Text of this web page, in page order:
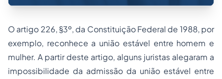
O artigo 226, §3º, da Constituição Federal de 1988, por
exemplo, reconhece a união estável entre homem e
mulher. A partir deste artigo, alguns juristas alegaram a
impossibilidade da admissão da união estável entre